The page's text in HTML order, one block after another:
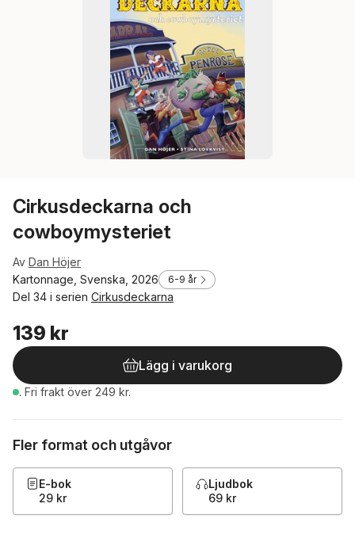
Cirkusdeckarna och
cowboymysteriet
Av Dan Höjer
Kartonnage, Svenska, 2026
6-9 år
Del 34 i serien Cirkusdeckarna
139 kr
Lägg i varukorg
. Fri frakt över 249 kr.
Fler format och utgåvor
E-bok
29 kr
Ljudbok
69 kr